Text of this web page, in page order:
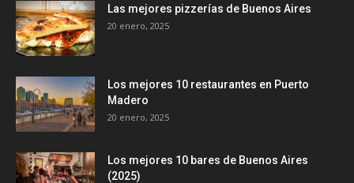
Las mejores pizzerías de Buenos Aires
20 enero, 2025
Los mejores 10 restaurantes en Puerto
Madero
20 enero, 2025
Los mejores 10 bares de Buenos Aires
(2025)